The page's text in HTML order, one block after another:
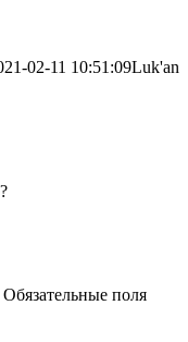
02-11 10:51:09Luk'an
Обязательные поля